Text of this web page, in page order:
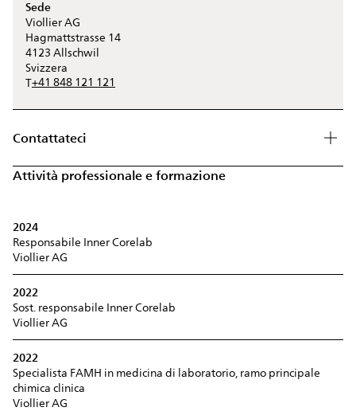
Sede
Viollier AG
Hagmattstrasse 14
4123 Allschwil
Svizzera
T+41 848 121 121
Contattateci
Attività professionale e formazione
2024
Responsabile Inner Corelab
Viollier AG
2022
Sost. responsabile Inner Corelab
Viollier AG
2022
Specialista FAMH in medicina di laboratorio, ramo principale
chimica clinica
Viollier AG